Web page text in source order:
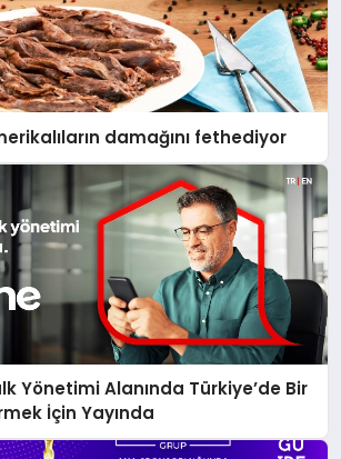
damağını fethediyor
Yönetimi Alanında Türkiye’de Bir
İçin Yayında